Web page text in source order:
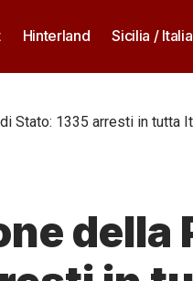
Hinterland Sicilia / Italia
Stato: 1335 arresti in tutta
della